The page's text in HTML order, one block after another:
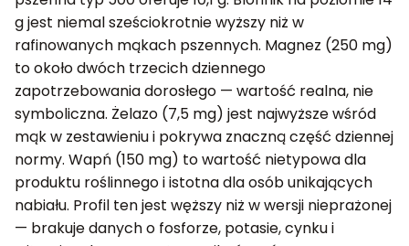
g jest niemal sześciokrotnie wyższy niż w
rafinowanych mąkach pszennych. Magnez (250 mg)
to około dwóch trzecich dziennego
zapotrzebowania dorosłego — wartość realna, nie
symboliczna. Żelazo (7,5 mg) jest najwyższe wśród
mąk w zestawieniu i pokrywa znaczną część dziennej
normy. Wapń (150 mg) to wartość nietypowa dla
produktu roślinnego i istotna dla osób unikających
nabiału. Profil ten jest węższy niż w wersji nieprażonej
— brakuje danych o fosforze, potasie, cynku i